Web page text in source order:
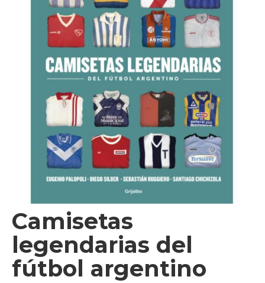
Videos
Tienda
Camisetas
legendarias del
fútbol argentino